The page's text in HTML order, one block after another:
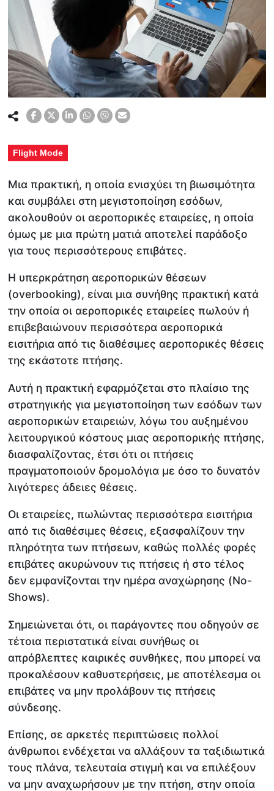
Flight Mode
Μια πρακτική, η οποία ενισχύει τη βιωσιμότητα
και συμβάλει στη μεγιστοποίηση εσόδων,
ακολουθούν οι αεροπορικές εταιρείες, η οποία
όμως με μια πρώτη ματιά αποτελεί παράδοξο
για τους περισσότερους επιβάτες.
Η υπερκράτηση αεροπορικών θέσεων
(overbooking), είναι μια συνήθης πρακτική κατά
την οποία οι αεροπορικές εταιρείες πωλούν ή
επιβεβαιώνουν περισσότερα αεροπορικά
εισιτήρια από τις διαθέσιμες αεροπορικές θέσεις
της εκάστοτε πτήσης.
Αυτή η πρακτική εφαρμόζεται στο πλαίσιο της
στρατηγικής για μεγιστοποίηση των εσόδων των
αεροπορικών εταιρειών, λόγω του αυξημένου
λειτουργικού κόστους μιας αεροπορικής πτήσης,
διασφαλίζοντας, έτσι ότι οι πτήσεις
πραγματοποιούν δρομολόγια με όσο το δυνατόν
λιγότερες άδειες θέσεις.
Οι εταιρείες, πωλώντας περισσότερα εισιτήρια
από τις διαθέσιμες θέσεις, εξασφαλίζουν την
πληρότητα των πτήσεων, καθώς πολλές φορές
επιβάτες ακυρώνουν τις πτήσεις ή στο τέλος
δεν εμφανίζονται την ημέρα αναχώρησης (No-
Shows).
Σημειώνεται ότι, οι παράγοντες που οδηγούν σε
τέτοια περιστατικά είναι συνήθως οι
απρόβλεπτες καιρικές συνθήκες, που μπορεί να
προκαλέσουν καθυστερήσεις, με αποτέλεσμα οι
επιβάτες να μην προλάβουν τις πτήσεις
σύνδεσης.
Επίσης, σε αρκετές περιπτώσεις πολλοί
άνθρωποι ενδέχεται να αλλάξουν τα ταξιδιωτικά
τους πλάνα, τελευταία στιγμή και να επιλέξουν
να μην αναχωρήσουν με την πτήση, στην οποία